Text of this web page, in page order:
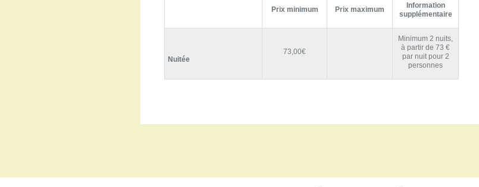
Prix minimum Prix maximum
Information
supplémentaire
Nuitée
73,00€
Minimum 2 nuits,
à partir de 73 €
par nuit pour 2
personnes